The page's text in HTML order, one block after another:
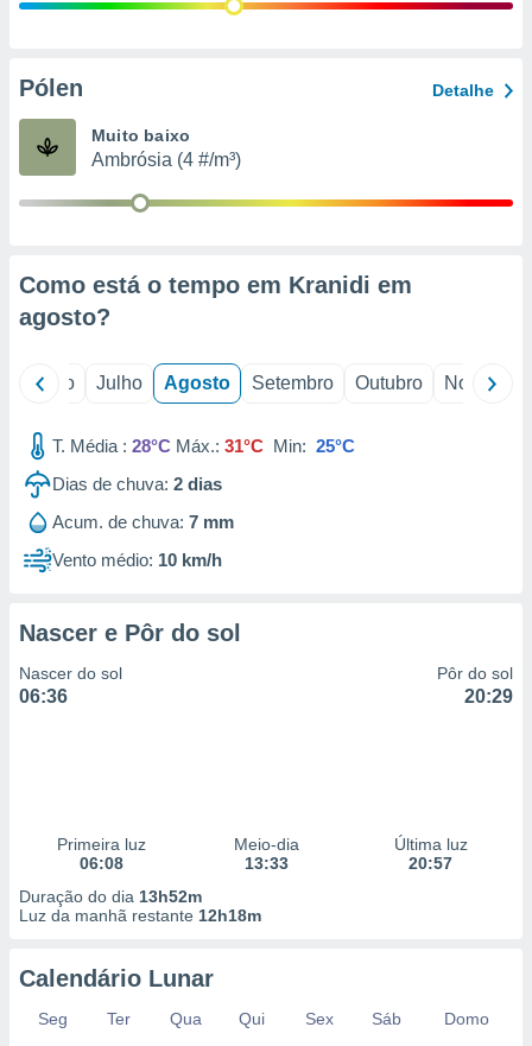
e
de
Pólen Detalhe
Muito baixo
Ambrósia (4 #/m³)
Como está o tempo em Kranidi em
agosto?
Junho Julho Agosto Setembro Outubro Novembro
T. Média : 28°C Máx.: 31°C Min: 25°C
Dias de chuva: 2 dias
Acum. de chuva: 7 mm
Vento médio: 10 km/h
Nascer e Pôr do sol
Nascer do sol
06:36
Pôr do sol
20:29
Primeira luz
06:08
Meio-dia
13:33
Última luz
20:57
Duração do dia 13h52m
Luz da manhã restante 12h18m
Calendário Lunar
Seg Ter Qua Qui Sex Sáb
Domo